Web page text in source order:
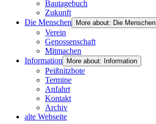
Bautagebuch
Zukunft
Die Menschen
More about: Die Menschen
Verein
Genossenschaft
Mitmachen
Information
More about: Information
Peißnitzbote
Termine
Anfahrt
Kontakt
Archiv
alte Webseite